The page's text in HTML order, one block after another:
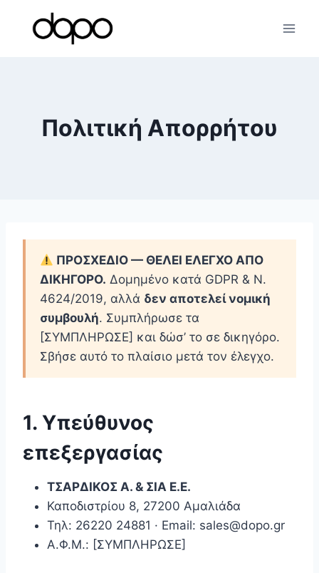
Πολιτική Απορρήτου
ΠΡΟΣΧΕΔΙΟ — ΘΕΛΕΙ ΕΛΕΓΧΟ ΑΠΟ
ΔΙΚΗΓΟΡΟ. Δομημένο κατά GDPR & Ν.
4624/2019, αλλά δεν αποτελεί νομική
συμβουλή. Συμπλήρωσε τα
[ΣΥΜΠΛΗΡΩΣΕ] και δώσ’ το σε δικηγόρο.
Σβήσε αυτό το πλαίσιο μετά τον έλεγχο.
1. Υπεύθυνος
επεξεργασίας
ΤΣΑΡΔΙΚΟΣ Α. & ΣΙΑ Ε.Ε.
Καποδιστρίου 8, 27200 Αμαλιάδα
Τηλ: 26220 24881 · Email: sales@dopo.gr
Α.Φ.Μ.: [ΣΥΜΠΛΗΡΩΣΕ]